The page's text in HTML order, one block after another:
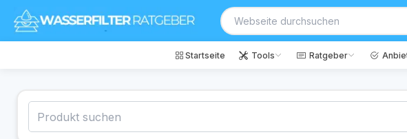
Startseite Tools Ratgeber